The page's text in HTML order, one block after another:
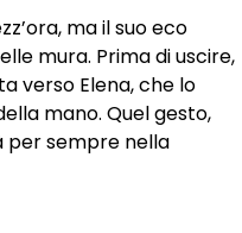
ma il suo eco
mura. Prima di uscire,
verso Elena, che lo
mano. Quel gesto,
sempre nella